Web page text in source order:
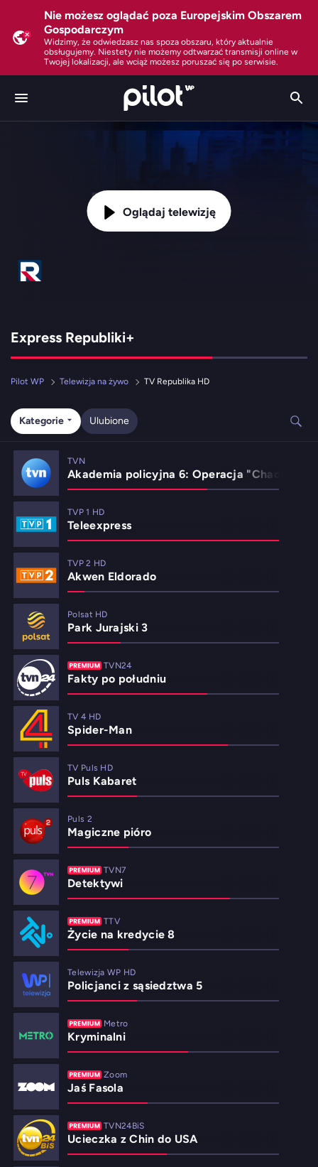
Nie możesz oglądać poza Europejskim Obszarem
Gospodarczym
Widzimy, że odwiedzasz nas spoza obszaru, który aktualnie
obsługujemy. Niestety nie możemy odtwarzać transmisji online w
Twojej lokalizacji, ale wciąż możesz poruszać się po serwisie.
Oglądaj telewizję
Express Republiki+
Pilot WP Telewizja na żywo TV Republika HD
Kategorie Ulubione
TVN
Akademia policyjna 6: Operacja "Chaos"
TVP 1 HD
Teleexpress
TVP 2 HD
Akwen Eldorado
Polsat HD
Park Jurajski 3
TVN24
Fakty po południu
TV 4 HD
Spider-Man
TV Puls HD
Puls Kabaret
Puls 2
Magiczne pióro
TVN7
Detektywi
TTV
Życie na kredycie 8
Telewizja WP HD
Policjanci z sąsiedztwa 5
Metro
Kryminalni
Zoom
Jaś Fasola
TVN24BiS
Ucieczka z Chin do USA